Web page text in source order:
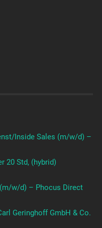
Inside Sales (m/w/d) –
20 Std, (hybrid)
w/d) – Phocus Direct
Geringhoff GmbH & Co.